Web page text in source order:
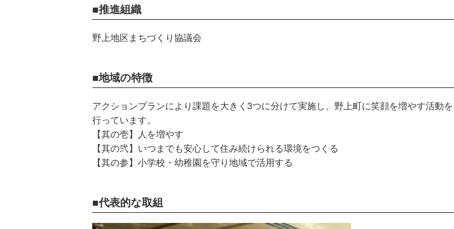
トップページ
推進組織
野上地区まちづくり協議会
地域の特徴
アクションプランにより課題を大きく3つに分けて実施し、野上町に笑顔を増やす活動を
行っています。
【其の壱】人を増やす
【其の弐】いつまでも安心して住み続けられる環境をつくる
【其の参】小学校・幼稚園を守り地域で活用する
代表的な取組